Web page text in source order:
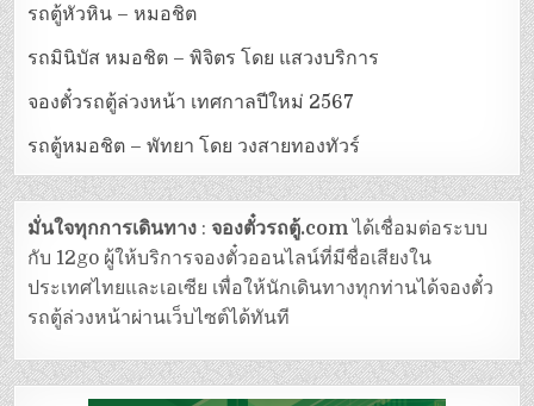
รถตู้หัวหิน – หมอชิต
รถมินิบัส หมอชิต – พิจิตร โดย แสวงบริการ
จองตั๋วรถตู้ล่วงหน้า เทศกาลปีใหม่ 2567
รถตู้หมอชิต – พัทยา โดย วงสายทองทัวร์
มั่นใจทุกการเดินทาง :จองตั๋วรถตู้.comได้เชื่อมต่อระบบ
กับ 12go ผู้ให้บริการจองตั๋วออนไลน์ที่มีชื่อเสียงใน
ประเทศไทยและเอเซีย เพื่อให้นักเดินทางทุกท่านได้จองตั๋ว
รถตู้ล่วงหน้าผ่านเว็บไซต์ได้ทันที